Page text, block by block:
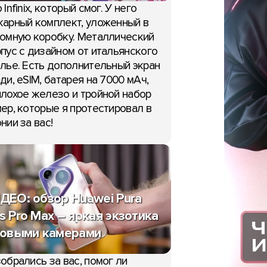
S60 раскрыт
первый взгляд
ВИДЕО: батл камер
Ultra, Vivo X300 Ultra и
Ultra
Infinix, который смог. У него
комплект, уложенный в
коробку. Металлический
с дизайном от итальянского
Есть дополнительный экран
eSIM, батарея на 7000 мАч,
железо и тройной набор
которые я протестировал в
за вас!
обзор Huawei Pura
Pro Max – яркая экзотика
камерами
за вас, помог ли